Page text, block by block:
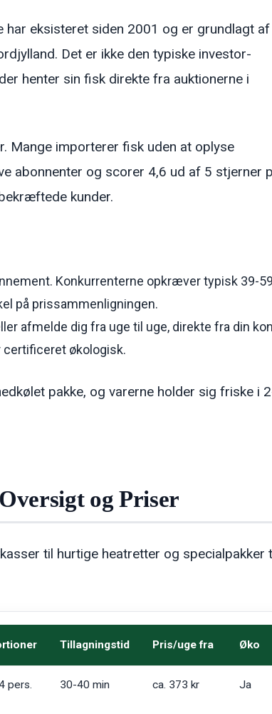
har eksisteret siden 2001 og er grundlagt af
Det er ikke den typiske investor-
henter sin fisk direkte fra auktionerne i
Mange importerer fisk uden at oplyse
abonnenter og scorer 4,6 ud af 5 stjerner
kunder.
Konkurrenterne opkræver typisk 39-
på prissammenligningen.
afmelde dig fra uge til uge, direkte fra din
certificeret økologisk.
pakke, og varerne holder sig friske i
og Priser
til hurtige heatretter og specialpakker
Tillagningstid Pris/uge fra Øko
pers. 30-40 min ca. 373 kr Ja